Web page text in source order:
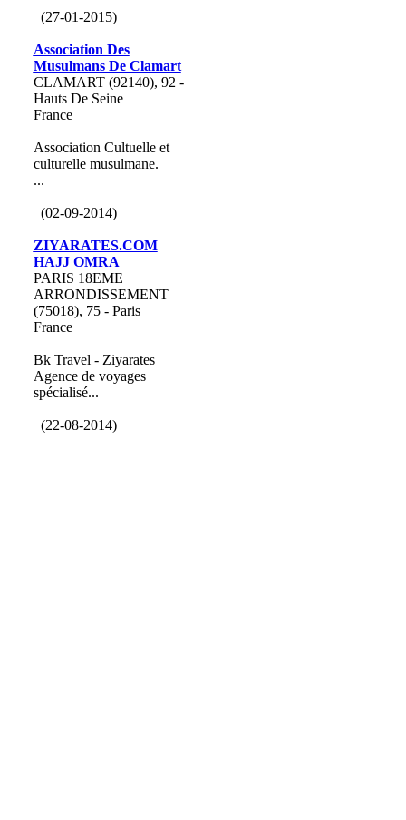
(27-01-2015)
Association Des
Musulmans De Clamart
CLAMART (92140), 92 -
Hauts De Seine
France
Association Cultuelle et
culturelle musulmane.
...
(02-09-2014)
ZIYARATES.COM
HAJJ OMRA
PARIS 18EME
ARRONDISSEMENT
(75018), 75 - Paris
France
Bk Travel - Ziyarates
Agence de voyages
spécialisé...
(22-08-2014)